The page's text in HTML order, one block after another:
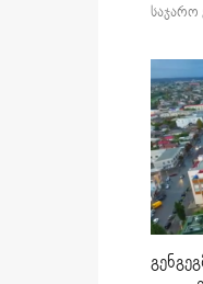
საჯარო